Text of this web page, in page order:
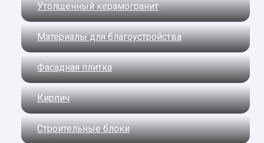
Утолщенный керамогранит
Материалы для благоустройства
Фасадная плитка
Кирпич
Строительные блоки